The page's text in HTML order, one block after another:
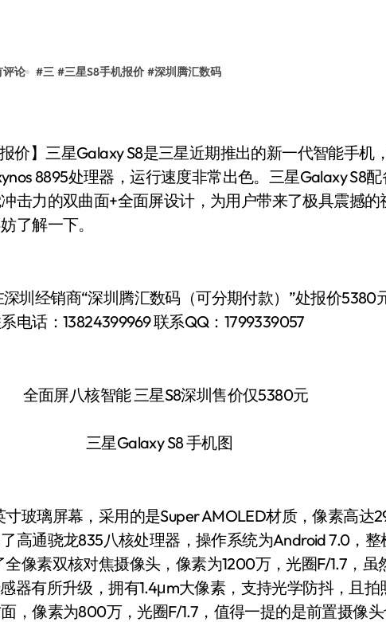
评论 #三 #三星S8手机报价 #深圳腾汇数码
价】三星Galaxy S8是三星近期推出的新一代智能手机
8895处理器，运行速度非常出色。三星Galaxy S8
击力的双曲面+全面屏设计，为用户带来了极具震撼的
了解一下。
圳经销商“深圳腾汇数码（可分期付款）”处报价5380
电话：13824399969 联系QQ：1799339057
三星Galaxy S8 手机图
寸玻璃屏幕，采用的是Super AMOLED材质，像素高达
高通骁龙835八核处理器，操作系统为Android 7.0，
像素双核对焦摄像头，像素为1200万，光圈F/1.7，虽
器有所升级，拥有1.4μm大像素，支持光学防抖，且
，像素为800万，光圈F/1.7，值得一提的是前置摄像